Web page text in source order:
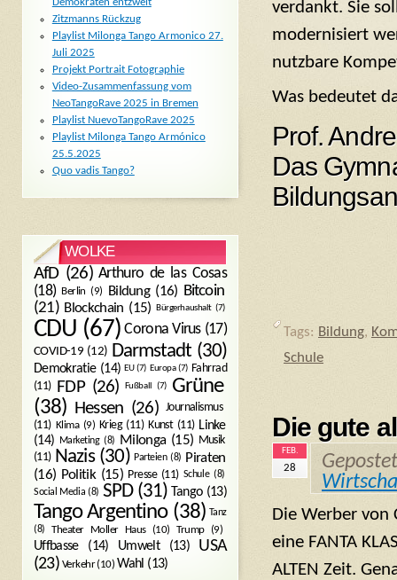
verdankt. Sie
modernisiert
nutzbare
Was bedeutet
Prof.
Das
Tags: Bildung,
Schule
Die gute
FEB.
28
Die Werber von
eine FANTA
ALTEN Zeit.
Demokraten entzweit
Zitzmanns Rückzug
Playlist Milonga Tango Armonico 27.
Juli 2025
Projekt Portrait Fotographie
Video-Zusammenfassung vom
NeoTangoRave 2025 in Bremen
Playlist NuevoTangoRave 2025
Playlist Milonga Tango Armónico
25.5.2025
Quo vadis Tango?
WOLKE
AfD(26) Arthuro de las Cosas
(18) Berlin (9) Bildung(16) Bitcoin
(21) Blockchain (15) Bürgerhaushalt (7)
CDU (67) Corona Virus(17)
COVID-19 (12) Darmstadt (30)
Demokratie(14) EU(7) Europa(7) Fahrrad
(11)
FDP(26) Fußball (7)
Grüne
(38) Hessen (26) Journalismus
(11) Klima(9) Krieg(11) Kunst(11) Linke
(14) Marketing(8) Milonga(15) Musik
(11) Nazis(30) Parteien(8) Piraten
(16) Politik(15) Presse(11) Schule(8)
Social Media (8) SPD(31) Tango(13)
Tango Argentino(38) Tanz
(8)
Theater Moller Haus(10) Trump(9)
Uffbasse(14) Umwelt(13)
USA
(23) Verkehr(10) Wahl (13)